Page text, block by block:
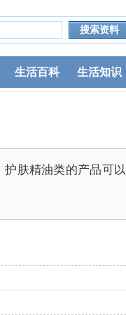
生活百科 生活知识
肤精油类的产品可以